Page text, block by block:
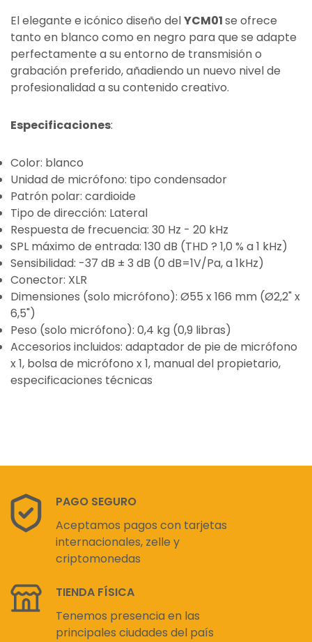
El elegante e icónico diseño delYCM01se ofrece
tanto en blanco como en negro para que se adapte
perfectamente a su entorno de transmisión o
grabación preferido, añadiendo un nuevo nivel de
profesionalidad a su contenido creativo.
Especificaciones:
Color: blanco
Unidad de micrófono: tipo condensador
Patrón polar: cardioide
Tipo de dirección: Lateral
Respuesta de frecuencia: 30 Hz - 20 kHz
SPL máximo de entrada: 130 dB (THD ? 1,0 % a 1 kHz)
Sensibilidad: -37 dB ± 3 dB (0 dB=1V/Pa, a 1kHz)
Conector: XLR
Dimensiones (solo micrófono): Ø55 x 166 mm (Ø2,2" x
6,5")
Peso (solo micrófono): 0,4 kg (0,9 libras)
Accesorios incluidos: adaptador de pie de micrófono
x 1, bolsa de micrófono x 1, manual del propietario,
especificaciones técnicas
PAGO SEGURO
Aceptamos pagos con tarjetas
internacionales, zelle y
criptomonedas
TIENDA FÍSICA
Tenemos presencia en las
principales ciudades del país